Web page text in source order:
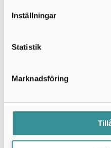
Inställningar
Statistik
Marknadsföring
Taket, Kristin
Operabaletten, Elin
Jörgen Lantz, Tina
Daniel Lindström, Lorén,
"Idol", Doréen Månsson,
Nyberg, Papa Dee, Mia
Penny Parnevik, Philippa
Parnevik, Alexandra